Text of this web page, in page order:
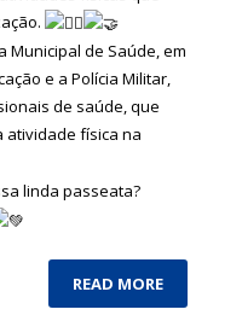
Municipal de Saúde, em
e a Polícia Militar,
de saúde, que
atividade física na
linda passeata?
READ MORE